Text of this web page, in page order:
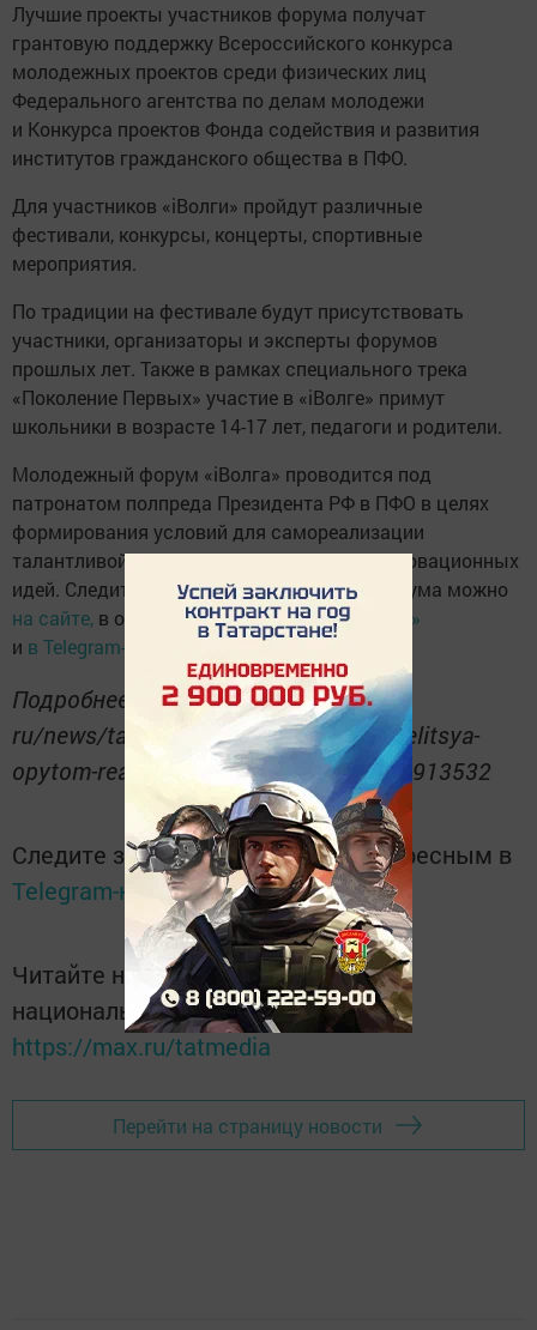
Лучшие проекты участников форума получат
грантовую поддержку Всероссийского конкурса
молодежных проектов среди физических лиц
Федерального агентства по делам молодежи
и Конкурса проектов Фонда содействия и развития
институтов гражданского общества в ПФО.
Для участников «iВолги» пройдут различные
фестивали, конкурсы, концерты, спортивные
мероприятия.
По традиции на фестивале будут присутствовать
участники, организаторы и эксперты форумов
прошлых лет. Также в рамках специального трека
«Поколение Первых» участие в «iВолге» примут
школьники в возрасте 14-17 лет, педагоги и родители.
Молодежный форум «iВолга» проводится под
патронатом полпреда Президента РФ в ПФО в целях
формирования условий для самореализации
талантливой молодежи и продвижения инновационных
идей. Следить за главными новостями форума можно
на сайте, в официальной группе«ВКонтакте»
и в Telegram-канале
Подробнее: https://www. tatar-inform.
ru/news/tatarstan-na-ivolge-2023-podelitsya-
opytom-realizacii-molodeznoi-politiki-5913532
Следите за самым важным и интересным в
Telegram-каналеТатмедиа
Читайте новости Татарстана в
национальном мессенджере MАХ:
https://max.ru/tatmedia
Перейти на страницу новости